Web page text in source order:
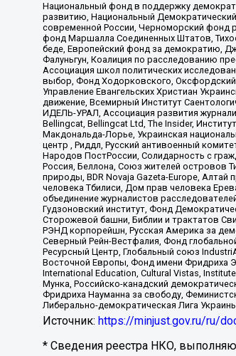
Национальный фонд в поддержку
развитию, Национальный Демократический
современной России, Черноморский фонд
фонд Маршалла Соединенных Штатов,
беде, Европейский фонд за демократию,
Фалуньгун, Коалиция по расследованию
Ассоциация школ политических
выбор, Фонд Ходорковского,
Управление Евангельских Христиан
движение, Всемирный Институт
ИДЕЛЬ-УРАЛ, Ассоциация развития
Bellingcat, Bellingcat Ltd, The Insider,
Макдональда-Лорье, Украинская
центр , Риддл, Русский антивоенный
Народов ПостРоссии, Солидарность с
Россия, Беллона, Союз жителей островов
природы, BDR Novaja Gazeta-Europe,
человека Тбилиси, Дом прав человека
объединение журналистов
Гудзоновский институт, Фонд
Сторожевой башни, Библии и трактатов
РЭНД корпорейшн, Русская Америка за
Северный Рейн-Вестфалия, Фонд
Ресурсный Центр, Глобальный союз
Восточной Европы, Фонд имени Фридриха
International Education, Cultural Vistas,
Мунка, Российско-канадский
Фридриха Науманна за свободу,
Либерально-демократическая Лига
Источник: https://minjust.gov.ru/ru/
* Сведения реестра НКО,